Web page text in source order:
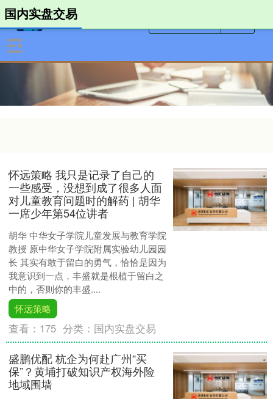
国内实盘交易
怀远策略 我只是记录了自己的
一些感受，没想到成了很多人面
对儿童教育问题时的解药 | 胡华
一席少年第54位讲者
胡华 中华女子学院儿童发展与教育学院
教授 原中华女子学院附属实验幼儿园园
长 其实有敢于留白的勇气，恰恰是因为
我意识到一点，丰盛就是根植于留白之
中的，否则你的丰盛....
怀远策略
查看： 175 分类： 国内实盘交易
盛鹏优配 杭企为何赴广州“买
保”？黄埔打破知识产权海外险
地域围墙